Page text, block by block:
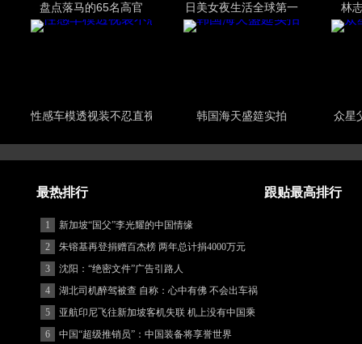
盘点落马的65名高官 日美女夜生活全球第一 林
性感车模透视装不忍直视 韩国海天盛筵实拍 众星
最热排行 跟贴最高排行
1
新加坡“国父”李光耀的中国情缘
2
朱镕基再登捐赠百杰榜 两年总计捐4000万元
3
沈阳：“绝密文件”广告引路人
4
湖北司机醉驾被查 自称：心中有佛 不会出车祸
(图)
5
亚航印尼飞往新加坡客机失联 机上没有中国乘
客
6
中国“超级推销员”：中国装备将享誉世界